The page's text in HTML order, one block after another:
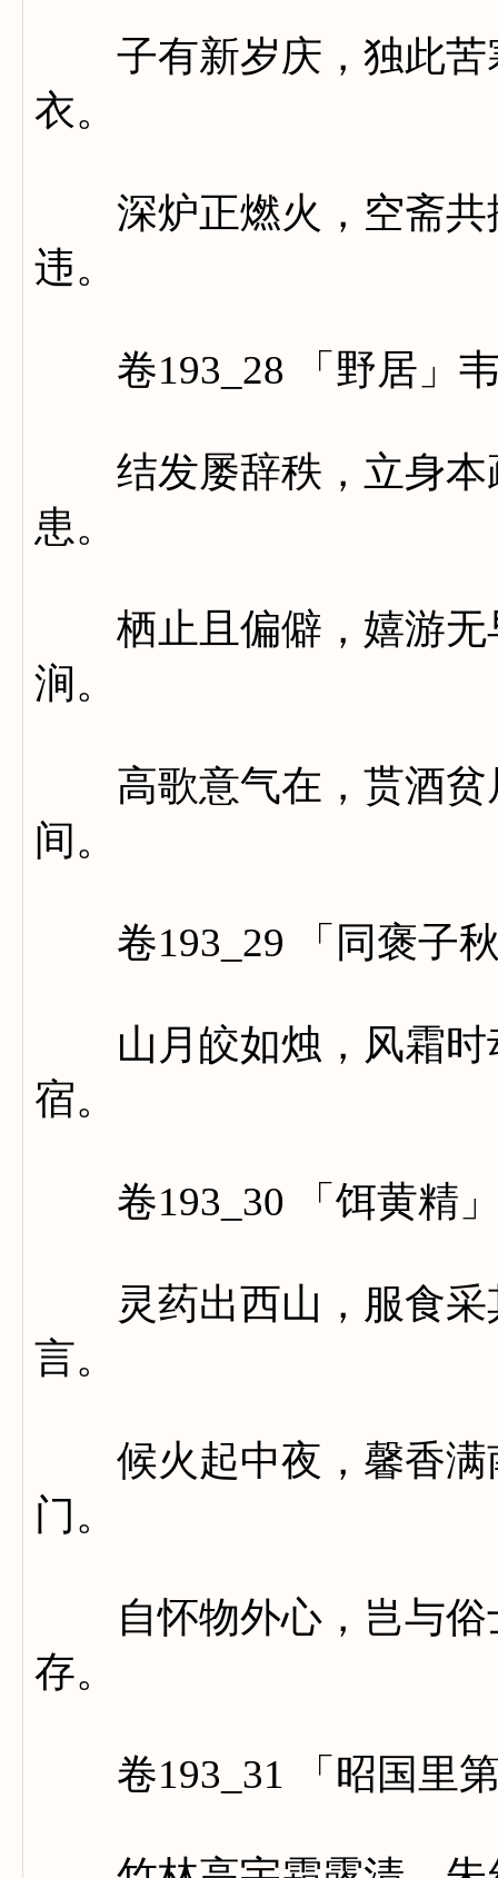
子有新岁庆，独此苦
衣。
深炉正燃火，空斋共
违。
卷193_28 「野居」
结发屡辞秩，立身本
患。
栖止且偏僻，嬉游无
涧。
高歌意气在，贳酒贫
间。
卷193_29 「同褒子秋
山月皎如烛，风霜时
宿。
卷193_30 「饵黄精
灵药出西山，服食采
言。
候火起中夜，馨香满
门。
自怀物外心，岂与俗
存。
卷193_31 「昭国里第